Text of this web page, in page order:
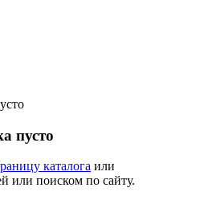
пусто
каталога или
или поиском по сайту.